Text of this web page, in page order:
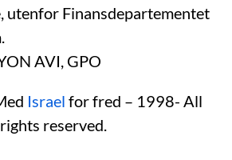
utenfor Finansdepartementet
AVI, GPO
Israel for fred – 1998- All
rights reserved.